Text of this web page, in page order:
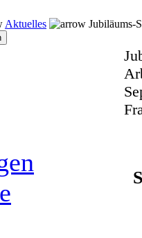
Aktuelles Jubiläums-